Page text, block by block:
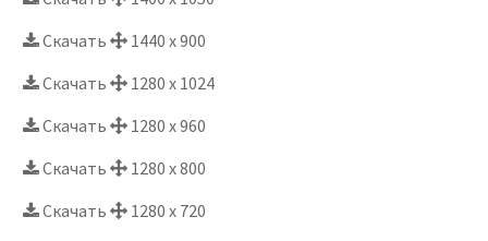
Скачать
1440 x 900
Скачать
1280 x 1024
Скачать
1280 x 960
Скачать
1280 x 800
Скачать
1280 x 720